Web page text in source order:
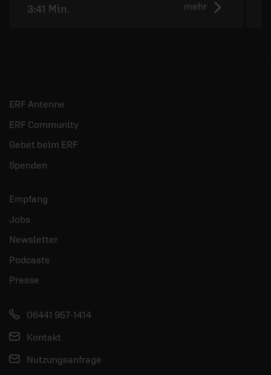
mehr
3:41 Min.
ERF Antenne
ERF Community
Gebet beim ERF
Spenden
Empfang
Jobs
Newsletter
Podcasts
Presse
06441 957-1414
Kontakt
Nutzungsanfrage